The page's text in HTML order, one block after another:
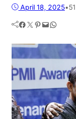
April 18, 2025•51
Facebook Twitter Pinterest Mail WhatsApp